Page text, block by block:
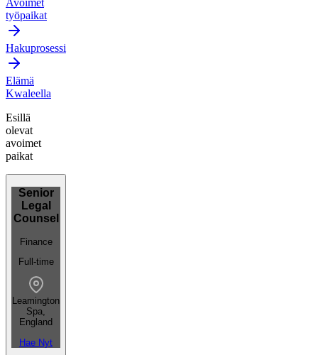
työpaikat
Hakuprosessi
Elämä
Kwaleella
Esillä
olevat
avoimet
paikat
Senior
Legal
Counsel
Finance
Full-time
Leamington
Spa,
England
Hae Nyt